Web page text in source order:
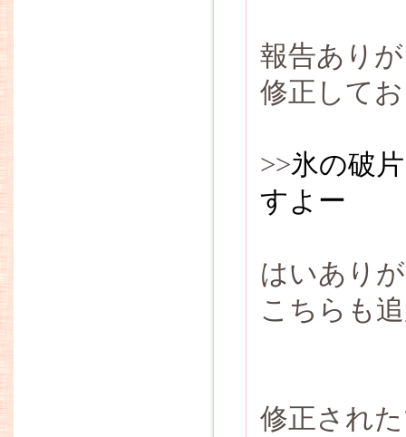
報告あり
修正して
>>氷の破
すよー
はいあり
こちらも
修正され